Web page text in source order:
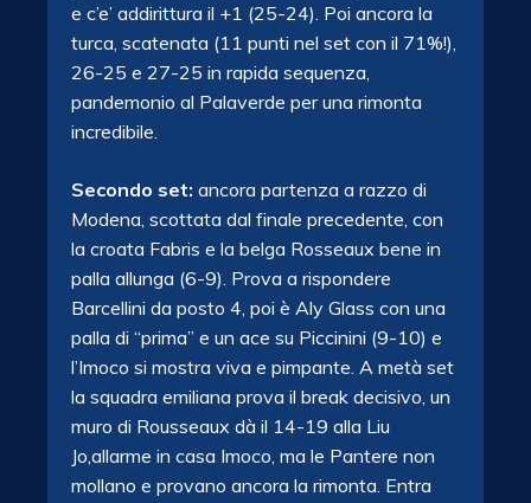
e c’e’ addirittura il +1 (25-24). Poi ancora la
turca, scatenata (11 punti nel set con il 71%!),
26-25 e 27-25 in rapida sequenza,
pandemonio al Palaverde per una rimonta
incredibile.
Secondo set: ancora partenza a razzo di
Modena, scottata dal finale precedente, con
la croata Fabris e la belga Rosseaux bene in
palla allunga (6-9). Prova a rispondere
Barcellini da posto 4, poi è Aly Glass con una
palla di “prima” e un ace su Piccinini (9-10) e
l’Imoco si mostra viva e pimpante. A metà set
la squadra emiliana prova il break decisivo, un
muro di Rousseaux dà il 14-19 alla Liu
Jo,allarme in casa Imoco, ma le Pantere non
mollano e provano ancora la rimonta. Entra